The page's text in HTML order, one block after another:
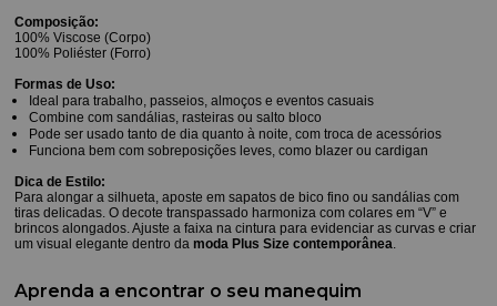
Composição:
100% Viscose (Corpo)
100% Poliéster (Forro)
Formas de Uso:
Ideal para trabalho, passeios, almoços e eventos casuais
Combine com sandálias, rasteiras ou salto bloco
Pode ser usado tanto de dia quanto à noite, com troca de acessórios
Funciona bem com sobreposições leves, como blazer ou cardigan
Dica de Estilo:
Para alongar a silhueta, aposte em sapatos de bico fino ou sandálias com
tiras delicadas. O decote transpassado harmoniza com colares em “V” e
brincos alongados. Ajuste a faixa na cintura para evidenciar as curvas e criar
um visual elegante dentro damoda Plus Size contemporânea.
Aprenda a encontrar o seu manequim